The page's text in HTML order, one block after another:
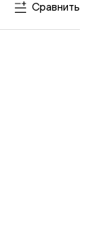
Сравнить